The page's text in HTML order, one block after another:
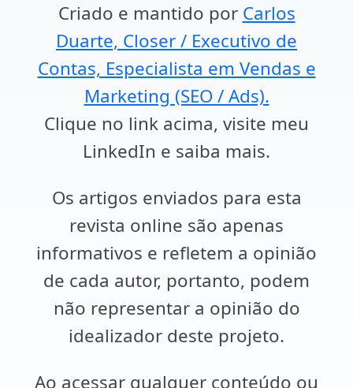
Criado e mantido por Carlos
Duarte, Closer / Executivo de
Contas, Especialista em Vendas e
Marketing (SEO / Ads).
Clique no link acima, visite meu
LinkedIn e saiba mais.
Os artigos enviados para esta
revista online são apenas
informativos e refletem a opinião
de cada autor, portanto, podem
não representar a opinião do
idealizador deste projeto.
Ao acessar qualquer conteúdo ou